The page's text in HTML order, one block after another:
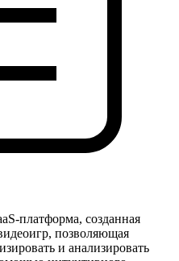
созданная
позволяющая
и анализировать